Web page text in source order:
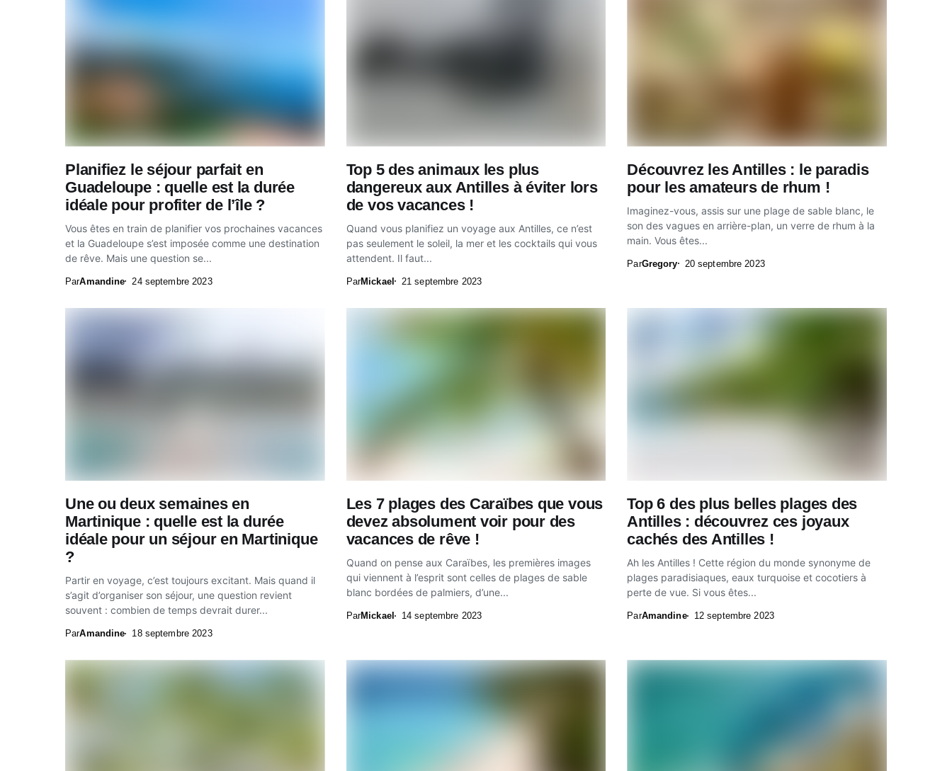
Planifiez le séjour parfait en
Guadeloupe : quelle est la durée
idéale pour profiter de l’île ?
Vous êtes en train de planifier vos prochaines vacances
et la Guadeloupe s’est imposée comme une destination
de rêve. Mais une question se...
ParAmandine 24 septembre 2023
Top 5 des animaux les plus
dangereux aux Antilles à éviter lors
de vos vacances !
Quand vous planifiez un voyage aux Antilles, ce n’est
pas seulement le soleil, la mer et les cocktails qui vous
attendent. Il faut...
ParMickael 21 septembre 2023
Découvrez les Antilles : le paradis
pour les amateurs de rhum !
Imaginez-vous, assis sur une plage de sable blanc, le
son des vagues en arrière-plan, un verre de rhum à la
main. Vous êtes...
ParGregory 20 septembre 2023
Une ou deux semaines en
Martinique : quelle est la durée
idéale pour un séjour en Martinique
?
Partir en voyage, c’est toujours excitant. Mais quand il
s’agit d’organiser son séjour, une question revient
souvent : combien de temps devrait durer...
ParAmandine 18 septembre 2023
Les 7 plages des Caraïbes que vous
devez absolument voir pour des
vacances de rêve !
Quand on pense aux Caraïbes, les premières images
qui viennent à l’esprit sont celles de plages de sable
blanc bordées de palmiers, d’une...
ParMickael 14 septembre 2023
Top 6 des plus belles plages des
Antilles : découvrez ces joyaux
cachés des Antilles !
Ah les Antilles ! Cette région du monde synonyme de
plages paradisiaques, eaux turquoise et cocotiers à
perte de vue. Si vous êtes...
ParAmandine 12 septembre 2023